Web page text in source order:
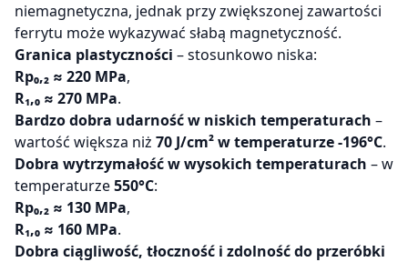
niemagnetyczna, jednak przy zwiększonej zawartości
ferrytu może wykazywać słabą magnetyczność.
Granica plastyczności – stosunkowo niska:
Rp₀,₂ ≈ 220 MPa,
R₁,₀ ≈ 270 MPa.
Bardzo dobra udarność w niskich temperaturach –
wartość większa niż 70 J/cm² w temperaturze -196°C.
Dobra wytrzymałość w wysokich temperaturach – w
temperaturze550°C:
Rp₀,₂ ≈ 130 MPa,
R₁,₀ ≈ 160 MPa.
Dobra ciągliwość, tłoczność i zdolność do przeróbki